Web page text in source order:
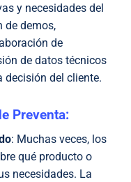
y necesidades del
de demos,
de
de datos técnicos
decisión del cliente.
Preventa:
: Muchas veces, los
qué producto o
necesidades. La